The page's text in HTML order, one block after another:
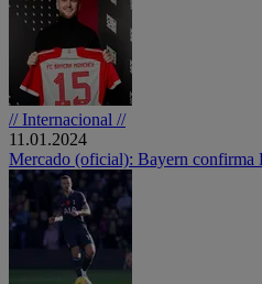
// Internacional //
11.01.2024
Mercado (oficial): Bayern confirma